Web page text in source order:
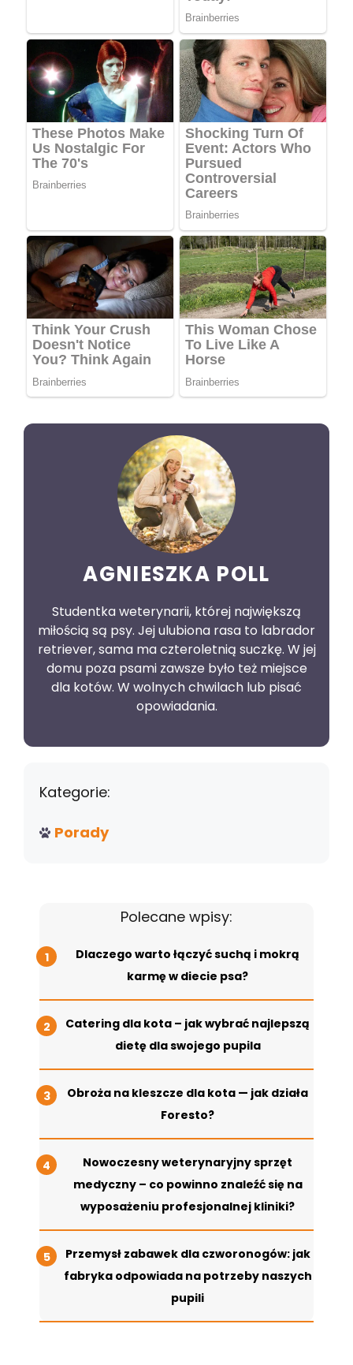
AGNIESZKA POLL
Studentka weterynarii, której największą
miłością są psy. Jej ulubiona rasa to labrador
retriever, sama ma czteroletnią suczkę. W jej
domu poza psami zawsze było też miejsce
dla kotów. W wolnych chwilach lub pisać
opowiadania.
Kategorie:
Porady
Polecane wpisy:
Dlaczego warto łączyć suchą i mokrą
karmę w diecie psa?
Catering dla kota – jak wybrać najlepszą
dietę dla swojego pupila
Obroża na kleszcze dla kota — jak działa
Foresto?
Nowoczesny weterynaryjny sprzęt
medyczny – co powinno znaleźć się na
wyposażeniu profesjonalnej kliniki?
Przemysł zabawek dla czworonogów: jak
fabryka odpowiada na potrzeby naszych
pupili